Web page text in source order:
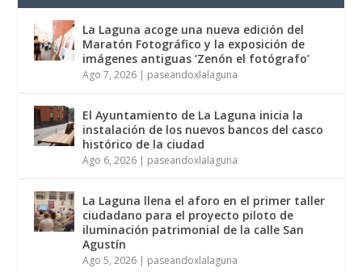
La Laguna acoge una nueva edición del
Maratón Fotográfico y la exposición de
imágenes antiguas ‘Zenón el fotógrafo’
Ago 7, 2026 | paseandoxlalaguna
El Ayuntamiento de La Laguna inicia la
instalación de los nuevos bancos del casco
histórico de la ciudad
Ago 6, 2026 | paseandoxlalaguna
La Laguna llena el aforo en el primer taller
ciudadano para el proyecto piloto de
iluminación patrimonial de la calle San
Agustín
Ago 5, 2026 | paseandoxlalaguna